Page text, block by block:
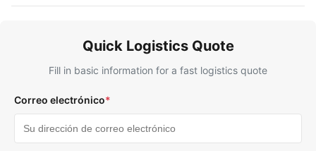
Quick Logistics Quote
Fill in basic information for a fast logistics quote
Correo electrónico*